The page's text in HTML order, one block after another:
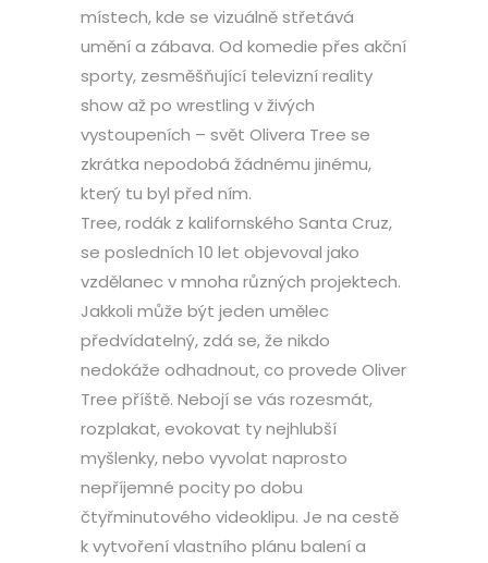
místech, kde se vizuálně střetává
umění a zábava. Od komedie přes akční
sporty, zesměšňující televizní reality
show až po wrestling v živých
vystoupeních – svět Olivera Tree se
zkrátka nepodobá žádnému jinému,
který tu byl před ním.
Tree, rodák z kalifornského Santa Cruz,
se posledních 10 let objevoval jako
vzdělanec v mnoha různých projektech.
Jakkoli může být jeden umělec
předvídatelný, zdá se, že nikdo
nedokáže odhadnout, co provede Oliver
Tree příště. Nebojí se vás rozesmát,
rozplakat, evokovat ty nejhlubší
myšlenky, nebo vyvolat naprosto
nepříjemné pocity po dobu
čtyřminutového videoklipu. Je na cestě
k vytvoření vlastního plánu balení a